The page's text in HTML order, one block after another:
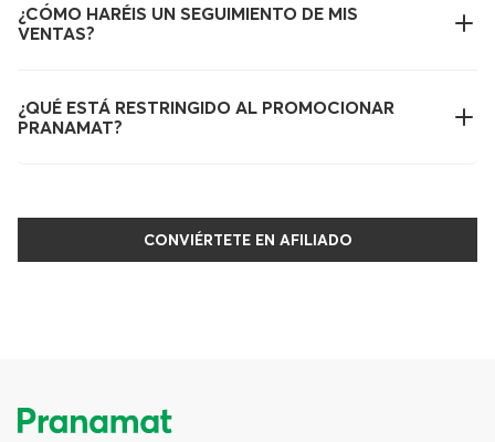
¿CÓMO HARÉIS UN SEGUIMIENTO DE MIS
VENTAS?
¿QUÉ ESTÁ RESTRINGIDO AL PROMOCIONAR
PRANAMAT?
CONVIÉRTETE EN AFILIADO